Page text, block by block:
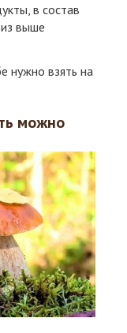
в состав
выше
нужно взять на
можно